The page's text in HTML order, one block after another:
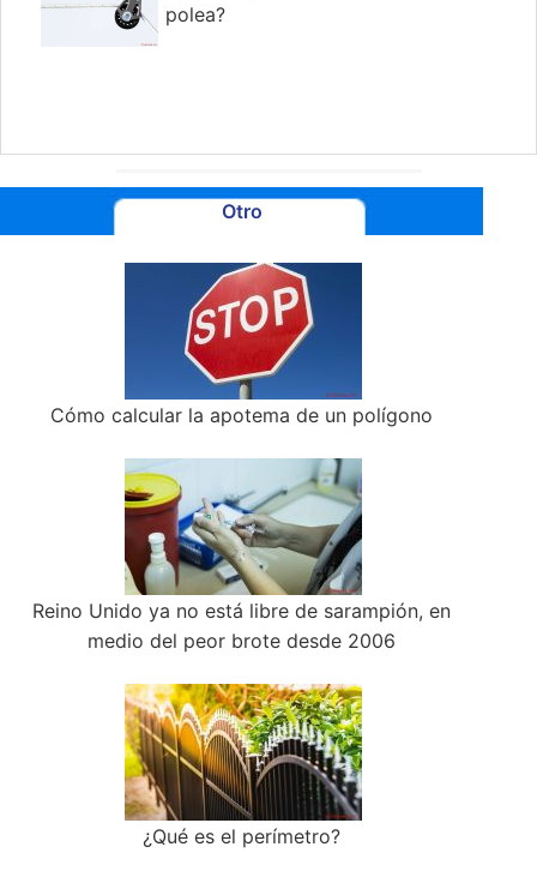
polea?
Otro
Cómo calcular la apotema de un polígono
Reino Unido ya no está libre de sarampión, en
medio del peor brote desde 2006
¿Qué es el perímetro?